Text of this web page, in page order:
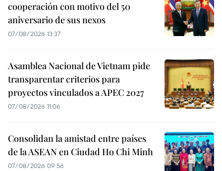
cooperación con motivo del 50
aniversario de sus nexos
07/08/2026 13:37
Asamblea Nacional de Vietnam pide
transparentar criterios para
proyectos vinculados a APEC 2027
07/08/2026 11:06
Consolidan la amistad entre países
de la ASEAN en Ciudad Ho Chi Minh
07/08/2026 09:56